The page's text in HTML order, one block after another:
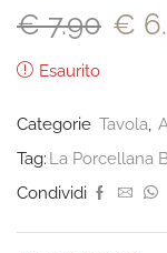
€7.90 €
Esaurito
Categorie Tavola
Tag: La Porcellana
Condividi